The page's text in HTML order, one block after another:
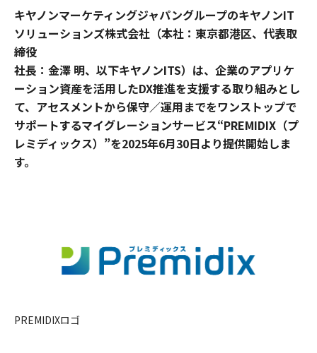
キヤノンマーケティングジャパングループのキヤノンIT
ソリューションズ株式会社（本社：東京都港区、代表取
締役
社長：金澤 明、以下キヤノンITS）は、企業のアプリケ
ーション資産を活用したDX推進を支援する取り組みとし
て、アセスメントから保守／運用までをワンストップで
サポートするマイグレーションサービス“PREMIDIX（プ
レミディックス）”を2025年6月30日より提供開始しま
す。
PREMIDIXロゴ